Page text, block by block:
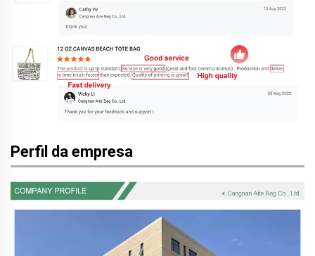
Perfil da empresa